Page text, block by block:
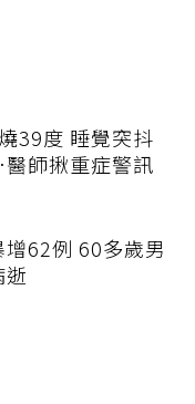
39度 睡覺突抖
師揪重症警訊
62例 60多歲男